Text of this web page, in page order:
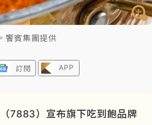
饗賓集團提供
訂閱 APP
7883）宣布旗下吃到飽品牌